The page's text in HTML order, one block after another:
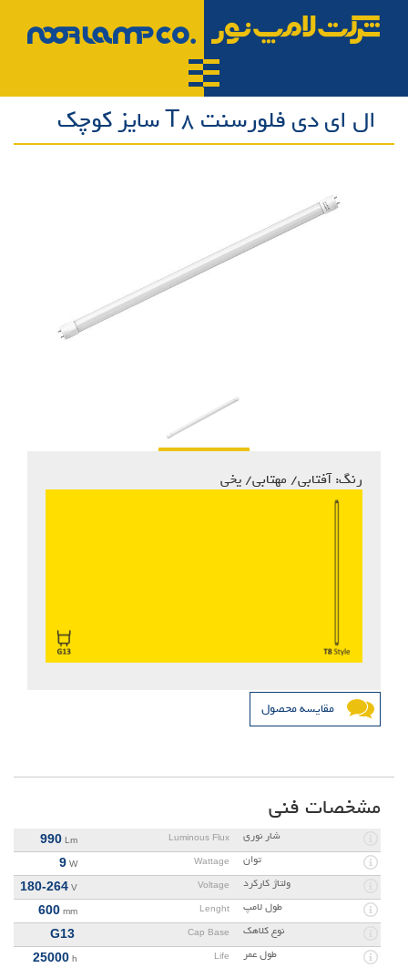
ال ای دی فلورسنت T8 سایز کوچک
رنگ: آفتابی/ مهتابی/ یخی
مقایسه محصول
مشخصات فنی
شار نوری Luminous Flux
Lm
990
توان Wattage
W
9
ولتاژ کارکرد Voltage
V
180-264
طول لامپ Lenght
mm
600
نوع کلاهک Cap Base
G13
طول عمر Life
h
25000